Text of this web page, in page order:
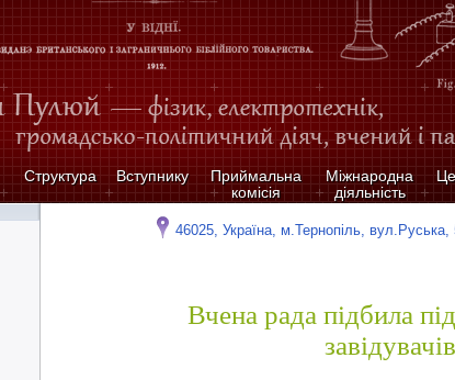
Структура Вступнику
Приймальна
комісія
Міжнародна
діяльність
46025, Україна, м.Тернопіль, вул.Руська,
Вчена рада підбила